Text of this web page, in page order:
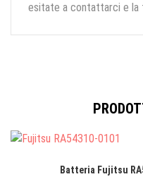
esitate a contattarci e la
Batteria Fujitsu